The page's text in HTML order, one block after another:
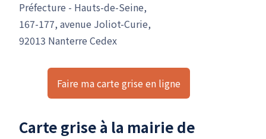
Préfecture - Hauts-de-Seine,
167-177, avenue Joliot-Curie,
92013 Nanterre Cedex
Faire ma carte grise en ligne
Carte grise à la mairie de